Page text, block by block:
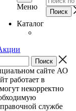
Меню
Каталог
сайте АО
работает в
некорректно
службе